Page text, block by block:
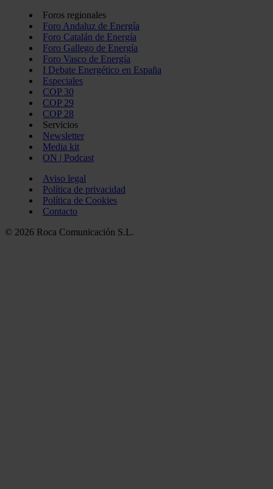
Foros regionales
Foro Andaluz de Energía
Foro Catalán de Energía
Foro Gallego de Energía
Foro Vasco de Energía
I Debate Energético en España
Especiales
COP 30
COP 29
COP 28
Servicios
Newsletter
Media kit
ON | Podcast
Aviso legal
Política de privacidad
Política de Cookies
Contacto
© 2026 Roca Comunicación S.L.